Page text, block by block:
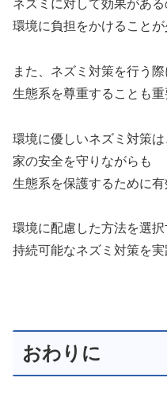
ネズミに対して効果がある
環境に負担をかけることが
また、ネズミ対策を行う際
生態系を尊重することも重
環境に優しいネズミ対策は
家の安全を守りながらも
生態系を保護するために有
環境に配慮した方法を選択
持続可能なネズミ対策を実
おわりに